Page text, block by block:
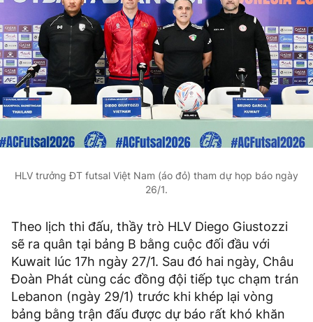
HLV trưởng ĐT futsal Việt Nam (áo đỏ) tham dự họp báo ngày
26/1.
Theo lịch thi đấu, thầy trò HLV Diego Giustozzi
sẽ ra quân tại bảng B bằng cuộc đối đầu với
Kuwait lúc 17h ngày 27/1. Sau đó hai ngày, Châu
Đoàn Phát cùng các đồng đội tiếp tục chạm trán
Lebanon (ngày 29/1) trước khi khép lại vòng
bảng bằng trận đấu được dự báo rất khó khăn